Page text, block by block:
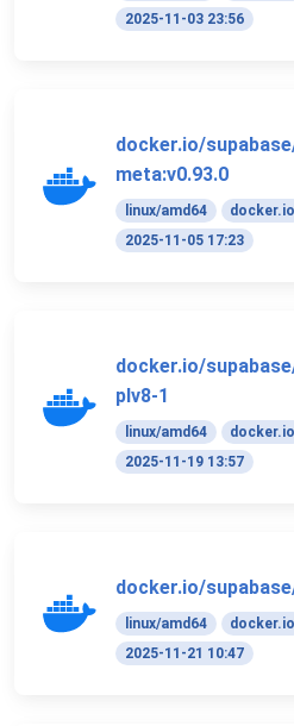
2025-11-03 23:56
docker.io/
meta:v0.93.0
linux/amd64 docker.io
2025-11-05 17:23
docker.io/
plv8-1
linux/amd64 docker.io
2025-11-19 13:57
docker.io/
linux/amd64 docker.io
2025-11-21 10:47